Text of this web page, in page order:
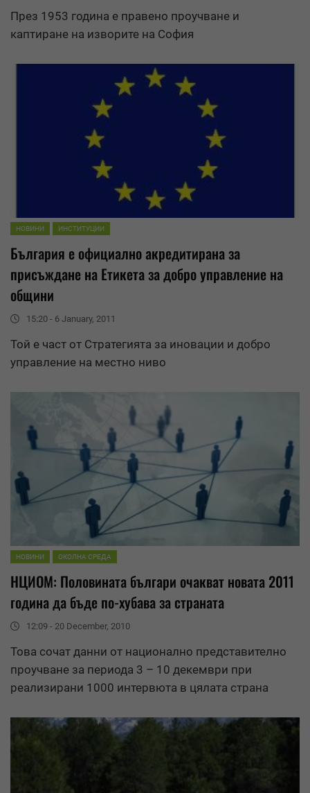
През 1953 година е правено проучване и
каптиране на изворите на София
НОВИНИ ИНСТИТУЦИИ
България е официално акредитирана за
присъждане на Етикета за доброуправление на
общини
15:20 - 6 January, 2011
Той е част от Стратегията за иновации и добро
управление на местно ниво
НОВИНИ ОКОЛНА СРЕДА
НЦИОМ: Половината българи очакват новата 2011
година да бъде по-хубава за страната
12:09 - 20 December, 2010
Това сочат данни от национално представително
проучване за периода 3 – 10 декември при
реализирани 1000 интервюта в цялата страна